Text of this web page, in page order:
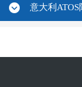
意大利ATOS